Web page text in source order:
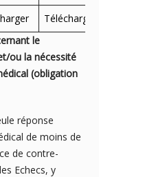
Télécharger
le
ou la nécessité
(obligation
réponse
de moins de
de contre-
Echecs, y